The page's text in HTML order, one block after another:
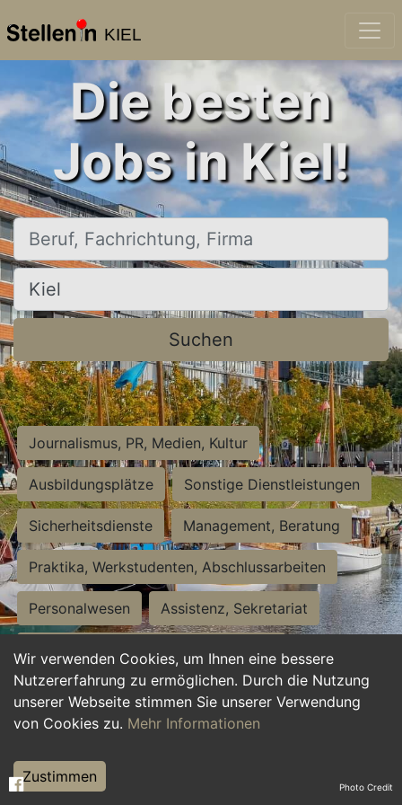
KIEL
Wir verwenden Cookies, um Ihnen eine bessere
Nutzererfahrung zu ermöglichen. Durch die Nutzung
unserer Webseite stimmen Sie unserer Verwendung
von Cookies zu. Mehr Informationen
Zustimmen
Die besten
Jobs in Kiel!
Beruf, Fachrichtung, Firma
Ort, Stadt
Suchen
Journalismus, PR, Medien, Kultur
Ausbildungsplätze Sonstige Dienstleistungen
Sicherheitsdienste Management, Beratung
Praktika, Werkstudenten, Abschlussarbeiten
Personalwesen Assistenz, Sekretariat
Hilfskräfte, Aushilfs- und Nebenjobs
Einkauf, Logistik, Materialwirtschaft
Weiterbildung, Studium, duale Ausbildung
Tourismus
Photo Credit